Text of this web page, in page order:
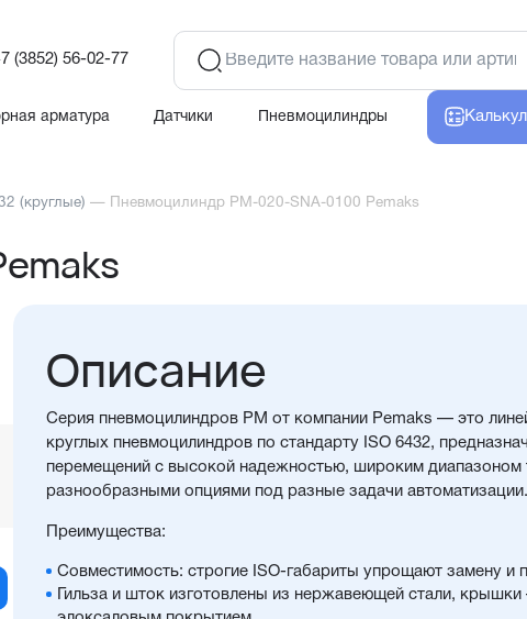
(3852) 56-02-77
арматура Датчики Пневмоцилиндры
(круглые) — Пневмоцилиндр PM-020-SNA-0100 Pemaks
Описание
Серия пневмоцилиндров PM от компании Pemaks — это
круглых пневмоцилиндров по стандарту ISO 6432,
перемещений с высокой надежностью, широким диапазоном
разнообразными опциями под разные задачи автоматизации.
Преимущества:
Совместимость: строгие ISO-габариты упрощают замену и
Гильза и шток изготовлены из нержавеющей стали,